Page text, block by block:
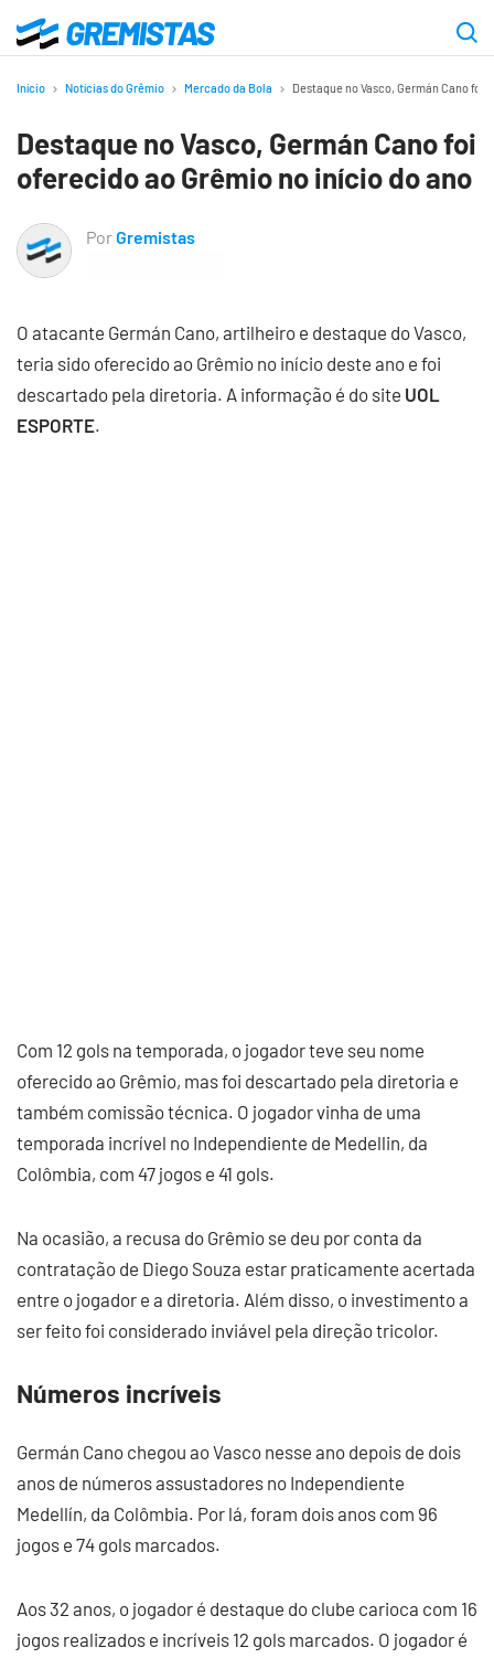
para
principal
Gremistas
Início Notícias do Grêmio Mercado da Bola Destaque no Vasco, Germán Cano foi
Destaque no Vasco, Germán Cano foi
oferecido ao Grêmio no início do ano
PorGremistas
O atacante Germán Cano, artilheiro e destaque do Vasco,
teria sido oferecido ao Grêmio no início deste ano e foi
descartado pela diretoria. A informação é do site UOL
ESPORTE.
Com 12 gols na temporada, o jogador teve seu nome
oferecido ao Grêmio, mas foi descartado pela diretoria e
também comissão técnica. O jogador vinha de uma
temporada incrível no Independiente de Medellin, da
Colômbia, com 47 jogos e 41 gols.
Na ocasião, a recusa do Grêmio se deu por conta da
contratação de Diego Souza estar praticamente acertada
entre o jogador e a diretoria. Além disso, o investimento a
ser feito foi considerado inviável pela direção tricolor.
Números incríveis
Germán Cano chegou ao Vasco nesse ano depois de dois
anos de números assustadores no Independiente
Medellín, da Colômbia. Por lá, foram dois anos com 96
jogos e 74 gols marcados.
Aos 32 anos, o jogador é destaque do clube carioca com 16
jogos realizados e incríveis 12 gols marcados. O jogador é